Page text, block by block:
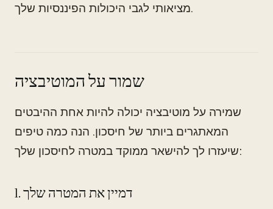
מציאותי לגבי היכולות הפיננסיות שלך.
שמור על המוטיבציה
שמירה על מוטיבציה יכולה להיות אחת ההיבטים
המאתגרים ביותר של חיסכון. הנה כמה טיפים
שיעזרו לך להישאר ממוקד במטרה לחיסכון שלך:
1. דמיין את המטרה שלך